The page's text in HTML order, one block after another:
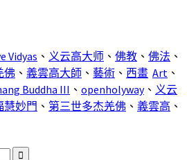
Vidyas 、 义云高大师 、 佛教 、 佛法 、
佛 、 義雲高大師 、 藝術 、 西畫 Art 、
Buddha III 、 openholyway、 义云
慧妙門 、 第三世多杰羌佛 、 義雲高 、